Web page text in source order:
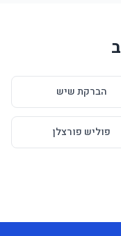
הברקת שיש
פוליש פורצלן